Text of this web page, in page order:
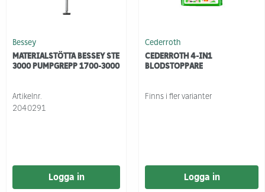
Bessey
MATERIALSTÖTTA BESSEY STE
3000 PUMPGREPP 1700-3000
Artikelnr.
2040291
Logga in
Cederroth
CEDERROTH 4-IN1
BLODSTOPPARE
Finns i fler varianter
Logga in